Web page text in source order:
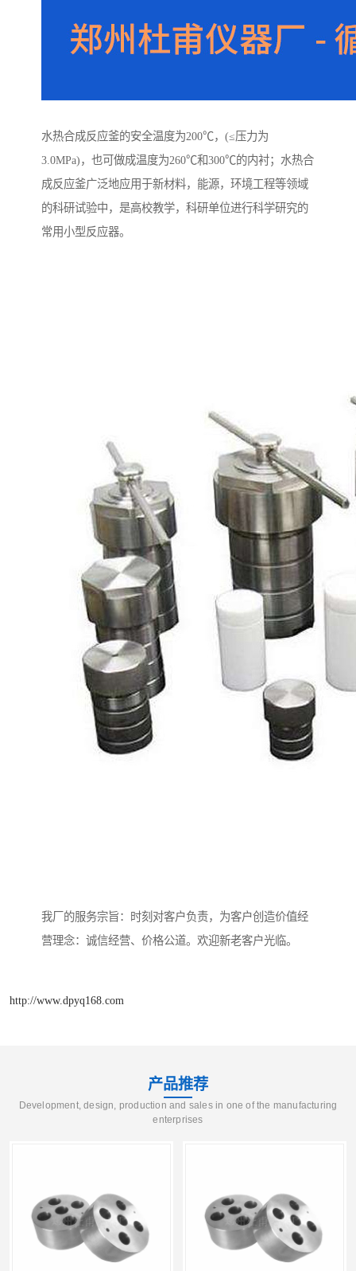
水热合成反应釜的安全温度为200℃，(≤压力为
3.0MPa)，也可做成温度为260℃和300℃的内衬；水热合
成反应釜广泛地应用于新材料，能源，环境工程等领域
的科研试验中，是高校教学，科研单位进行科学研究的
常用小型反应器。
我厂的服务宗旨：时刻对客户负责，为客户创造价值经
营理念：诚信经营、价格公道。欢迎新老客户光临。
http://www.dpyq168.com
产品推荐
Development, design, production and sales in one of the manufacturing
enterprises